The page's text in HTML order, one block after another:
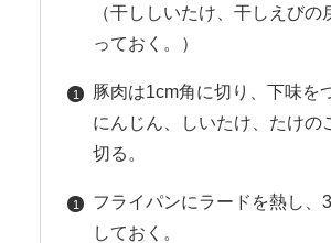
（干ししいたけ、干しえびの
っておく。）
豚肉は1cm角に切り、下味を
にんじん、しいたけ、たけの
切る。
フライパンにラードを熱し、
しておく。